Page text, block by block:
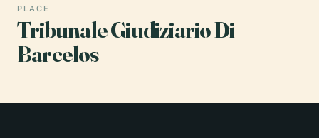
PLACE
Tribunale Giudiziario Di
Barcelos